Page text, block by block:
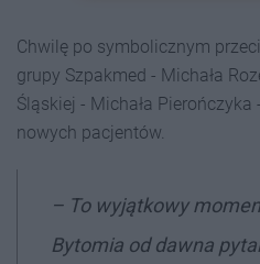
Chwilę po symbolicznym
grupy Szpakmed - Michała
Śląskiej - Michała Pierończyka
nowych pacjentów.
– To wyjątkowy
Bytomia od dawna